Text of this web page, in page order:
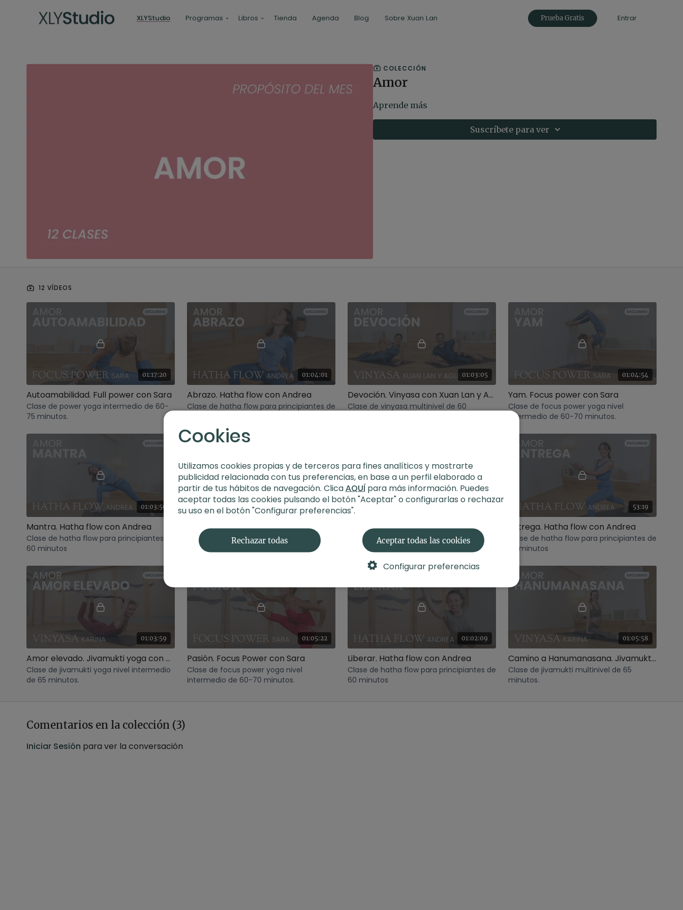
XLYStudio Programas Libros Tienda Agenda Blog Sobre Xuan Lan Prueba Gratis Entrar
COLECCIÓN
Amor
Aprende más
Suscríbete para ver
12 VÍDEOS
01:17:20
Autoamabilidad. Full power con Sara
Clase de power yoga intermedio de 60-
75 minutos.
01:04:01
Abrazo. Hatha flow con Andrea
Clase de hatha flow para principiantes de
01:03:05
Devoción. Vinyasa con Xuan Lan y Agus
Clase de vinyasa multinivel de 60
01:04:54
Yam. Focus power con Sara
Clase de focus power yoga nivel
intermedio de 60-70 minutos.
01:03:50
Mantra. Hatha flow con Andrea
Clase de hatha flow para principiantes de
60 minutos
01:04:14
Clase de vinyasa multinivel de 60
minutos.
Clase de focus power yoga nivel
intermedio de 60-70 minutos.
53:19
Entrega. Hatha flow con Andrea
Clase de hatha flow para principiantes de
50 minutos
01:03:59
Amor elevado. Jivamukti yoga con Karina
Clase de jivamukti yoga nivel intermedio
de 65 minutos.
01:05:22
Pasión. Focus Power con Sara
Clase de focus power yoga nivel
intermedio de 60-70 minutos.
01:02:09
Liberar. Hatha flow con Andrea
Clase de hatha flow para principiantes de
60 minutos
01:05:58
Camino a Hanumanasana. Jivamukti con Karina
Clase de jivamukti multinivel de 65
minutos.
Comentarios en la colección (3)
Iniciar Sesión para ver la conversación
Cookies
Utilizamos cookies propias y de terceros para fines analíticos y mostrarte
publicidad relacionada con tus preferencias, en base a un perfil elaborado a
partir de tus hábitos de navegación. ClicaAQUÍpara más información. Puedes
aceptar todas las cookies pulsando el botón "Aceptar" o configurarlas o rechazar
su uso en el botón "Configurar preferencias".
Rechazar todas Aceptar todas las cookies
Configurar preferencias